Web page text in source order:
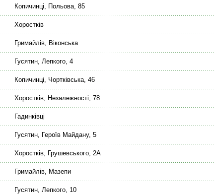
Копичинці, Польова, 85
Хоростків
Гримайлів, Віконська
Гусятин, Лепкого, 4
Копичинці, Чортківська, 46
Хоростків, Незалежності, 78
Гадинківці
Гусятин, Героїв Майдану, 5
Хоростків, Грушевського, 2А
Гримайлів, Мазепи
Гусятин, Лепкого, 10